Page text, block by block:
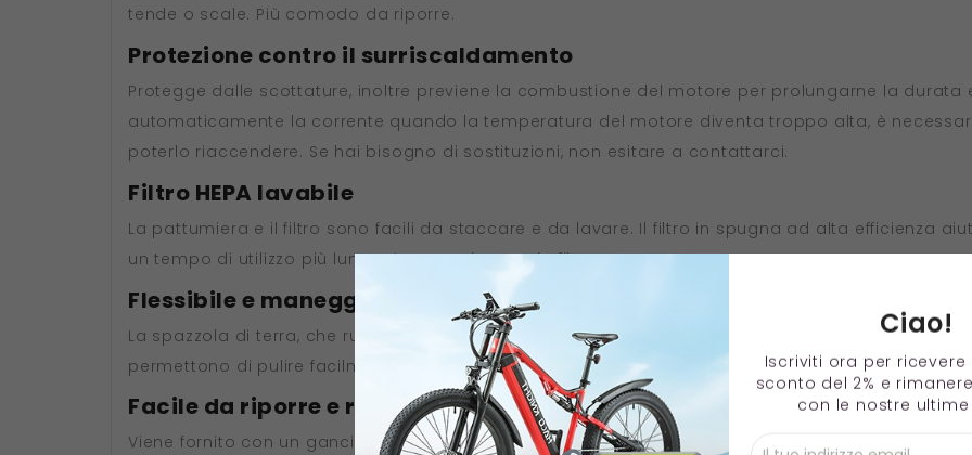
tende o scale. Più comodo da riporre.
Protezione contro il surriscaldamento
Protegge dalle scottature, inoltre previene la combustione del motore per prolungarne la durata
automaticamente la corrente quando la temperatura del motore diventa troppo alta, è
poterlo riaccendere. Se hai bisogno di sostituzioni, non esitare a contattarci.
Filtro HEPA lavabile
La pattumiera e il filtro sono facili da staccare e da lavare. Il filtro in spugna ad alta efficienza
un tempo di utilizzo più lungo rispetto al normale filtro HEPA.
Flessibile e maneggevole
La spazzola di terra, che ruota di 180° in direzione orizzontale, e il tubo telescopico in metallo,
permettono di pulire facilmente sotto il divano o il letto.
Facile da riporre e risparmio di spazio
Viene fornito con un gancio per gli accessori per riporre comodamente la spazzola e una lunga
Ciao!
Iscriviti ora per
sconto del 2% e
con le nostre